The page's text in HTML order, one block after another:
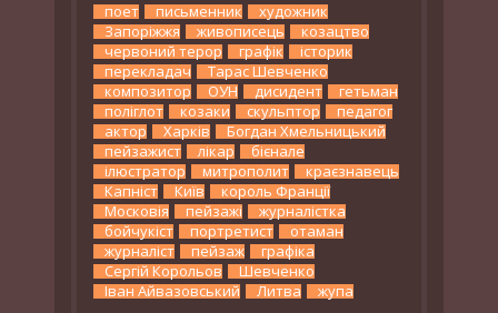
поет письменник
художник
Запоріжжя
живописець
козацтво
червоний терор
графік
історик
перекладач
Тарас Шевченко
композитор
ОУН дисидент
гетьман
поліглот
козаки скульптор
педагог
актор
Харків
Богдан Хмельницький
пейзажист
лікар
бієнале
ілюстратор
митрополит
краєзнавець
Капніст
Київ
король Франції
Московія
пейзажі
журналістка
бойчукіст
портретист
отаман
журналіст
пейзаж
графіка
Сергій Корольов
Шевченко
Іван Айвазовський
Литва жупа